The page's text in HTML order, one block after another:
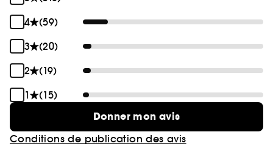
4
(59)
3
(20)
2
(19)
1
(15)
Donner mon avis
Conditions de publication des avis